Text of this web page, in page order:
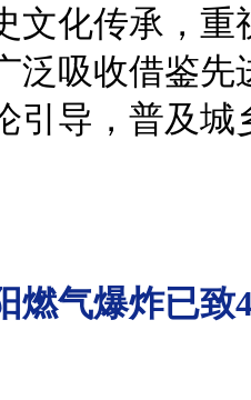
文化传承，
泛吸收借鉴
引导，普及
气爆炸已致